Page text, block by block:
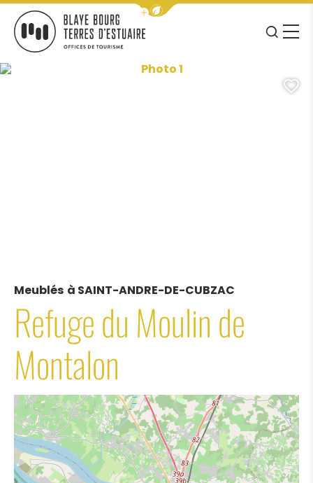
Afficher la barre de navigation
BLAYE BOURG TERRES D&#039;ESTUAIRE
JE
MENU
Meublés à SAINT-ANDRE-DE-CUBZAC
Refuge du Moulin de
Montalon
Photo 1, ©Bourg Cubzaguais